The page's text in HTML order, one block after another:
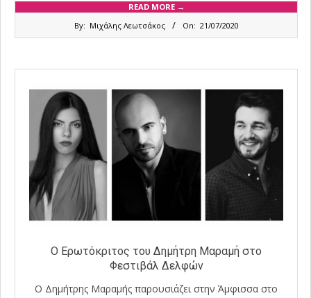
READ MORE →
By: Μιχάλης Λεωτσάκος On: 21/07/2020
Ο Ερωτόκριτος του Δημήτρη Μαραμή στο
Φεστιβάλ Δελφών
Ο Δημήτρης Μαραμής παρουσιάζει στην Άμφισσα στο